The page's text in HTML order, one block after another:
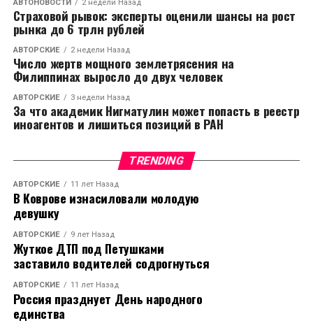
АВТОНОВОСТИ 2 недели Назад
Страховой рывок: эксперты оценили шансы на рост
рынка до 6 трлн рублей
АВТОРСКИЕ 2 недели Назад
Число жертв мощного землетрясения на
Филиппинах выросло до двух человек
АВТОРСКИЕ 3 недели Назад
За что академик Нигматулин может попасть в реестр
иноагентов и лишиться позиций в РАН
TRENDING
АВТОРСКИЕ 11 лет Назад
В Коврове изнасиловали молодую
девушку
АВТОРСКИЕ 9 лет Назад
Жуткое ДТП под Петушками
заставило водителей содрогнуться
АВТОРСКИЕ 11 лет Назад
Россия празднует День народного
единства